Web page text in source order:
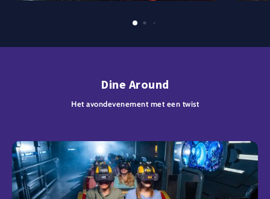
Dine Around
Het avondevenement met een twist